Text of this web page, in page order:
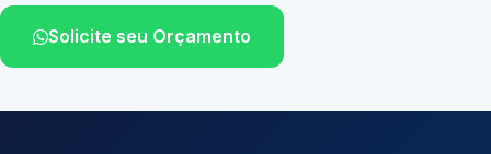
Solicite seu Orçamento